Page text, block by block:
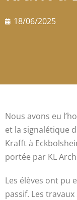
18/06/2025
Nous avons eu
et la signalétique
Krafft à
portée par KL
Les élèves ont pu
passif. Les